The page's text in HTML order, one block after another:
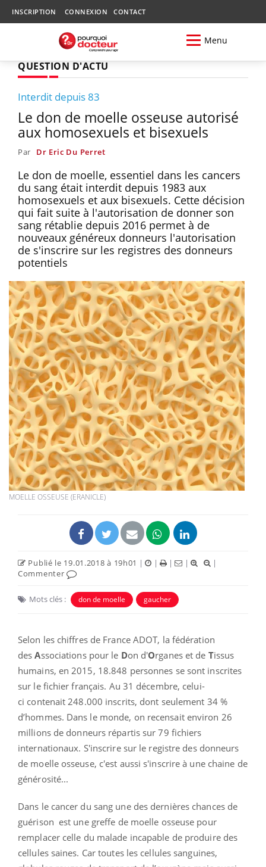
INSCRIPTION CONNEXION CONTACT
Menu
QUESTION D'ACTU
Interdit depuis 83
Le don de moelle osseuse autorisé
aux homosexuels et bisexuels
Par Dr Eric Du Perret
Le don de moelle, essentiel dans les cancers
du sang était interdit depuis 1983 aux
homosexuels et aux bisexuels. Cette décision
qui fait suite à l'autorisation de donner son
sang rétablie depuis 2016 permet à de
nouveaux généreux donneurs l'autorisation
de s'inscrire sur les registres des donneurs
potentiels
MOELLE OSSEUSE (ERANICLE)
Publié le 19.01.2018 à 19h01 | | | |
|
Commenter
Mots clés : don de moelle gaucher
Selon les chiffres de France ADOT, la fédération
desAssociations pour le Don d'Organes et de Tissus
humains, en 2015, 18.848 personnes se sont inscrites
sur le fichier français. Au 31 décembre, celui-
ci contenait 248.000 inscrits, dont seulement 34 %
d’hommes. Dans le monde, on recensait environ 26
millions de donneurs répartis sur 79 fichiers
internationaux. S'inscrire sur le registre des donneurs
de moelle osseuse, c'est aussi s'inscrire à une chaine de
générosité...
Dans le cancer du sang une des dernières chances de
guérison est une greffe de moelle osseuse pour
remplacer celle du malade incapable de produire des
cellules saines. Car toutes les cellules sanguines,